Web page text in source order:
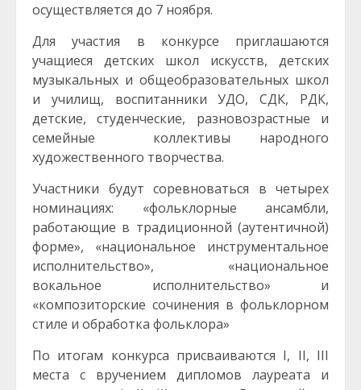
осуществляется до 7 ноября.
Для участия в конкурсе приглашаются
учащиеся
детских школ искусств, детских
музыкальных и общеобразовательных школ
и училищ, воспитанники УДО, СДК, РДК,
детские, студенческие, разновозрастные и
семейные
коллективы народного
художественного творчества.
Участники будут соревноваться в четырех
номинациях: «фольклорные ансамбли,
работающие в традиционной (аутентичной)
форме», «национальное инструментальное
исполнительство», «национальное
вокальное исполнительство» и
«композиторские сочинения в фольклорном
стиле и обработка фольклора»
По итогам конкурса присваиваются I, II, III
места с вручением дипломов лауреата и